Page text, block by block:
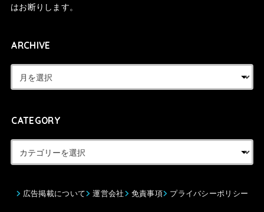
はお断りします。
ARCHIVE
CATEGORY
広告掲載について 運営会社 免責事項 プライバシーポリシー